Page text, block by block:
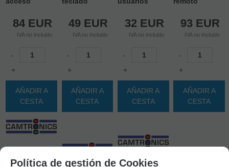
84 EUR
IVA no incluido
-
+
AÑADIR A
CESTA
49 EUR
IVA no incluido
-
+
AÑADIR A
CESTA
32 EUR
IVA no incluido
-
+
AÑADIR A
CESTA
93 EUR
IVA no incluido
-
+
AÑADIR A
CESTA
Política de gestión de Cookies